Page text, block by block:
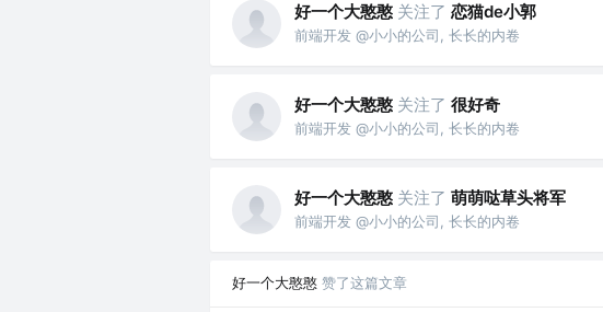
好一个大憨憨 关注了 恋猫de小郭
前端开发 @小小的公司, 长长的内卷
好一个大憨憨 关注了 很好奇
前端开发 @小小的公司, 长长的内卷
好一个大憨憨 关注了 萌萌哒草头将军
前端开发 @小小的公司, 长长的内卷
好一个大憨憨 赞了这篇文章